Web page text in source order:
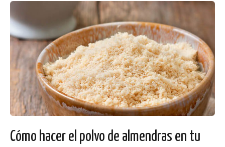
Cómo hacer el polvo de almendras en tu